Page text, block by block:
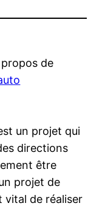
de
un projet qui
directions
être
projet de
vital de réaliser